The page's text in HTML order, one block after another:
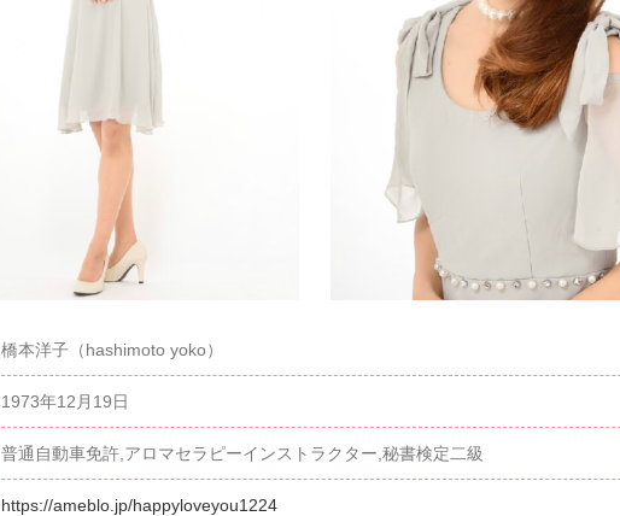
橋本洋子（hashimoto yoko）
1973年12月19日
普通自動車免許,アロマセラピーインストラクター,秘書検定二級
https://ameblo.jp/happyloveyou1224